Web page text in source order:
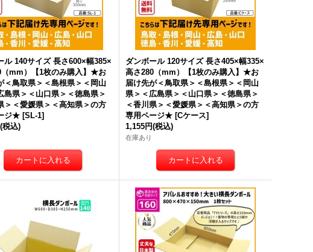
No.3W/
（m
海外発
ダブル
厚さ8m
]
ダンボール 商品名/Y No.4W/
長さ330×幅240×高さ240（m
m）【宅配100サイズ、海外発
送用・重量物発送用、ダブル
カートン（K5/W）、厚さ8m
m】【送料別】
ダンボール 商品名/Y No.5W/
長さ300×幅210×高さ200（m
m）【宅配80サイズ、海外発
送用・重量物発送用、ダブル
カートン（K5/W）、厚さ8m
m】【送料別】 [Y No.5W
ル 140サイズ 長さ600×幅385×
（mm）【1枚のみ購入】★お
＜鳥取県＞＜島根県＞＜岡山
島県＞＜山口県＞＜徳島県＞
＞＜愛媛県＞＜高知県＞の方
ジ★ [SL-1]
(税込)
ダンボール 120サイズ 長さ405×幅335×
高さ280（mm）【1枚のみ購入】★お
届け先が＜鳥取県＞＜島根県＞＜岡山
県＞＜広島県＞＜山口県＞＜徳島県＞
＜香川県＞＜愛媛県＞＜高知県＞の方
専用ページ★ [Cケース]
1,155円(税込)
在庫あり